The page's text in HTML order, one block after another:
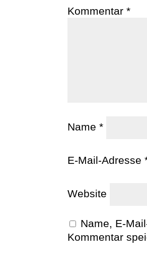
Kommentar*
Name*
E-Mail-Adresse
Website
Name, E-
Kommentar